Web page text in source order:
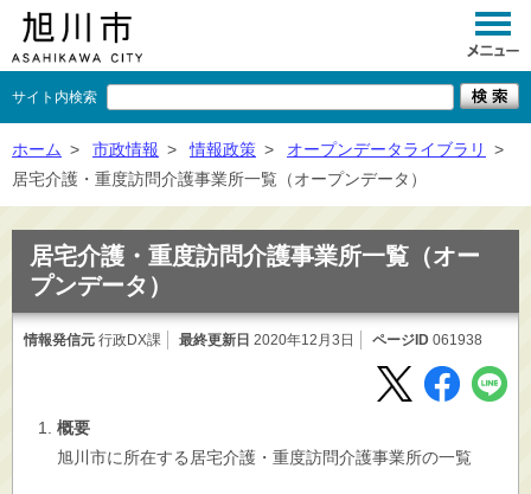
サイト内検索
くらし
観光
施設一覧
ホーム > 市政情報 > 情報政策 > オープンデータライブラリ
>
居宅介護・重度訪問介護事業所一覧（オープンデータ）
居宅介護・重度訪問介護事業所一覧（オー
プンデータ）
情報発信元 行政DX課 最終更新日 2020年12月3日 ページID 061938
概要
旭川市に所在する居宅介護・重度訪問介護事業所の一覧